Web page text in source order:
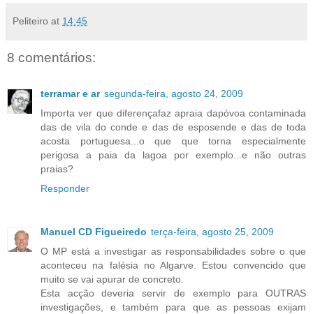
Peliteiro at 14:45
8 comentários:
terramar e ar segunda-feira, agosto 24, 2009
Importa ver que diferençafaz apraia dapóvoa contaminada
das de vila do conde e das de esposende e das de toda
acosta portuguesa...o que que torna especialmente
perigosa a paia da lagoa por exemplo...e não outras
praias?
Responder
Manuel CD Figueiredo terça-feira, agosto 25, 2009
O MP está a investigar as responsabilidades sobre o que
aconteceu na falésia no Algarve. Estou convencido que
muito se vai apurar de concreto.
Esta acção deveria servir de exemplo para OUTRAS
investigações, e também para que as pessoas exijam